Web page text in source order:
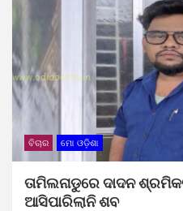
ବିଚାର ମୋ ଓଡ଼ିଶା
ତାମିଲନାଡୁରେ ଦାଦନ
ଆସିପାରିଲାନି ଶବ